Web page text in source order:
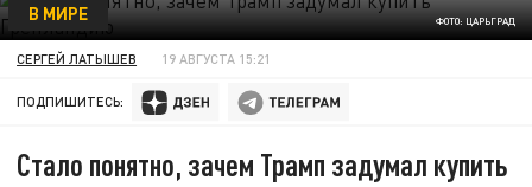
ФОТО: ЦАРЬГРАД
В МИРЕ
СЕРГЕЙ ЛАТЫШЕВ 19 АВГУСТА 15:21
ПОДПИШИТЕСЬ:
Стало понятно, зачем Трамп задумал купить